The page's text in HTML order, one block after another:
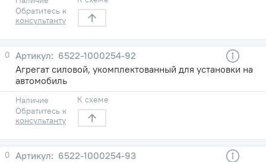
Обратитесь к
консультанту
0
6522-1000254-92
Агрегат силовой, укомплектованный для установки на
автомобиль
Наличие
Обратитесь к
консультанту
К схеме
0
6522-1000254-93